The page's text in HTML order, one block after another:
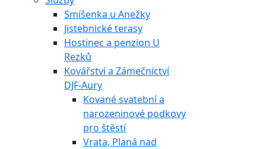
Smíšenka u Anežky
Jistebnické terasy
Hostinec a penzion U
Rezků
Kovářství a Zámečnictví
DJF-Aury
Kované svatební a
narozeninové podkovy
pro štěstí
Vrata, Planá nad